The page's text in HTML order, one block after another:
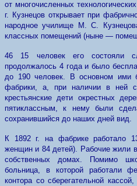
от многочисленных
г. Кузнецов открывает при
народное училище М. С.
классных помещений (ныне —
46 15 человек его состояли
продолжалось 4 года и было
до 190 человек. В основном ими
фабрики, а, при наличии в ней
крестьянские дети окрестных
пятиклассным, к нему были
сохранившийся до наших дней вид.
К 1892 г. на фабрике работало
женщин и 84 детей). Рабочие жили
собственных домах. Помимо
больница, в которой работали
контора со сберегательной